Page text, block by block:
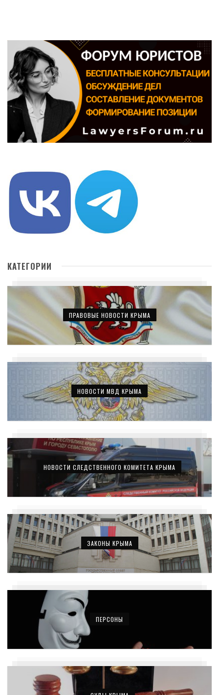
КАТЕГОРИИ
ПРАВОВЫЕ НОВОСТИ КРЫМА
НОВОСТИ МВД КРЫМА
НОВОСТИ СЛЕДСТВЕННОГО КОМИТЕТА КРЫМА
ЗАКОНЫ КРЫМА
ПЕРСОНЫ